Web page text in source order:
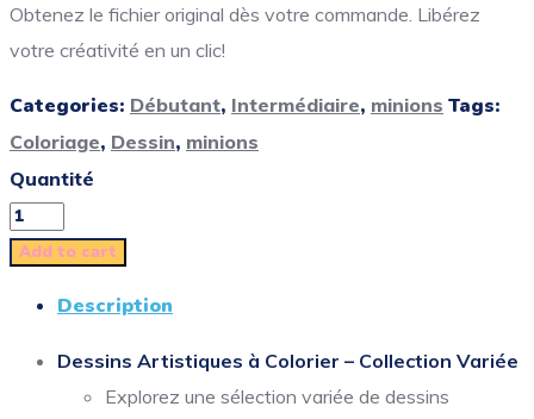
Obtenez le fichier original dès votre commande. Libérez
votre créativité en un clic!
Categories: Débutant, Intermédiaire, minions Tags:
Coloriage, Dessin, minions
Quantité
Add to cart
Description
Dessins Artistiques à Colorier – Collection Variée
Explorez une sélection variée de dessins